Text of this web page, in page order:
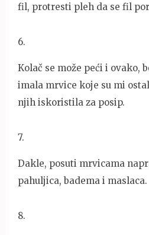
fil, protresti pleh da se fil
6.
Kolač se može peći i ovako,
imala mrvice koje su mi
njih iskoristila za posip.
7.
Dakle, posuti mrvicama
pahuljica, badema i maslaca.
8.